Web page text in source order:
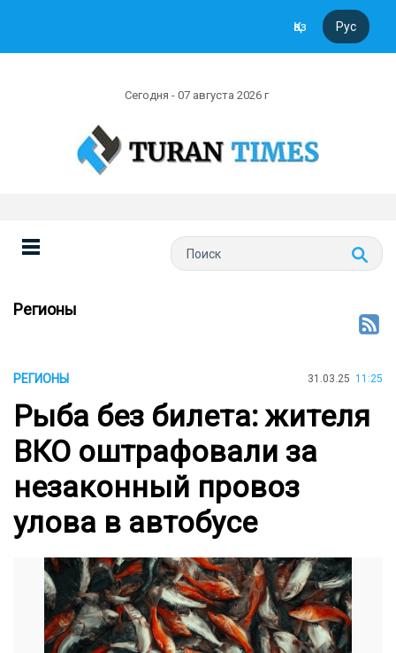
Қаз Рус
Сегодня - 07 августа 2026 г
Регионы
РЕГИОНЫ 31.03.25 11:25
Рыба без билета: жителя
ВКО оштрафовали за
незаконный провоз
улова в автобусе